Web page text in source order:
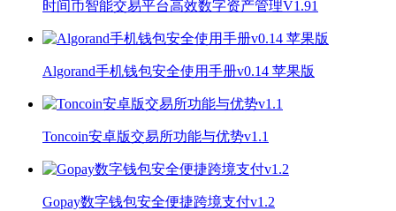
时间币智能交易平台高效数字资产管理V1.91
Algorand手机钱包安全使用手册v0.14 苹果版
Toncoin安卓版交易所功能与优势v1.1
Gopay数字钱包安全便捷跨境支付v1.2